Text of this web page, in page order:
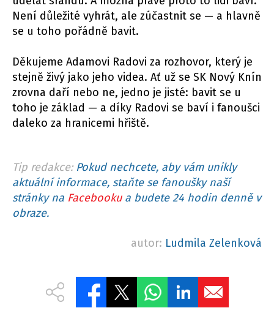
Není důležité vyhrát, ale zúčastnit se — a hlavně
se u toho pořádně bavit.
Děkujeme Adamovi Radovi za rozhovor, který je
stejně živý jako jeho videa. Ať už se SK Nový Knín
zrovna daří nebo ne, jedno je jisté: bavit se u
toho je základ — a díky Radovi se baví i fanoušci
daleko za hranicemi hřiště.
Tip redakce: Pokud nechcete, aby vám unikly
aktuální informace, staňte se fanoušky naší
stránky na Facebookua budete 24 hodin denně v
obraze.
autor: Ludmila Zelenková